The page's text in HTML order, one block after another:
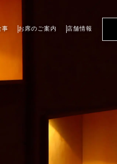
事 お席のご案内 店舗情報